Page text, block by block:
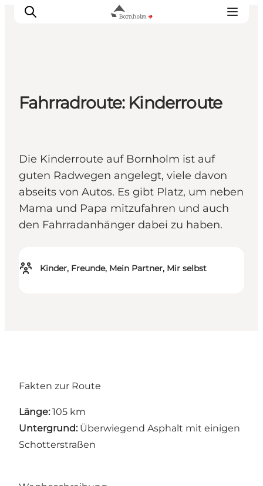
Bornholm entdecken
Reise planen
Plane deinen Aufenthalt
Fahrradroute: Kinderroute
Die Kinderroute auf Bornholm ist auf
guten Radwegen angelegt, viele davon
abseits von Autos. Es gibt Platz, um neben
Mama und Papa mitzufahren und auch
den Fahrradanhänger dabei zu haben.
Kinder, Freunde, Mein Partner, Mir selbst
Fakten zur Route
Länge: 105 km
Untergrund: Überwiegend Asphalt mit einigen
Schotterstraßen